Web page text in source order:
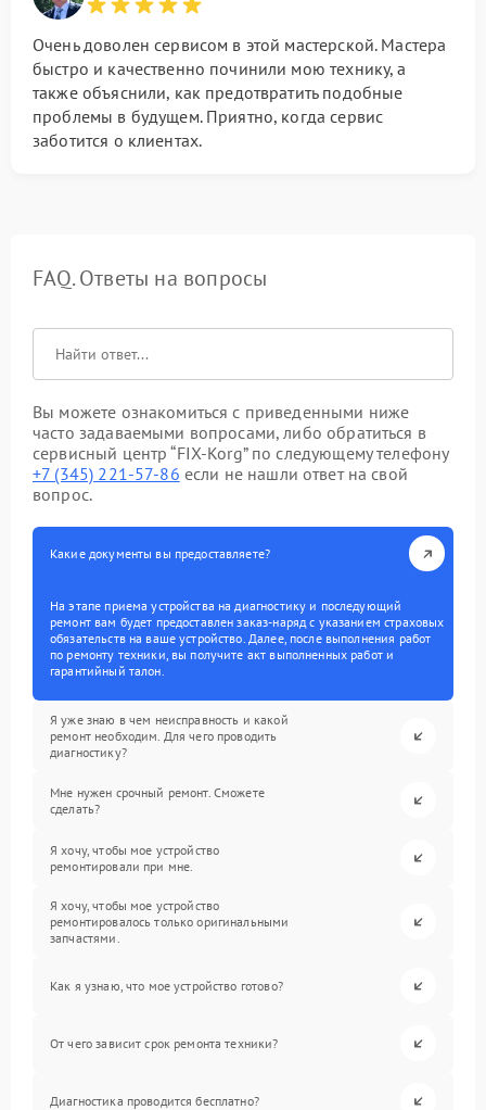
Очень доволен сервисом в этой мастерской. Мастера
быстро и качественно починили мою технику, а
также объяснили, как предотвратить подобные
проблемы в будущем. Приятно, когда сервис
заботится о клиентах.
FAQ. Ответы на вопросы
Вы можете ознакомиться с приведенными ниже
часто задаваемыми вопросами, либо обратиться в
сервисный центр “FIX-Korg” по следующему телефону
+7 (345) 221-57-86 если не нашли ответ на свой
вопрос.
Какие документы вы предоставляете?
На этапе приема устройства на диагностику и последующий
ремонт вам будет предоставлен заказ-наряд с указанием страховых
обязательств на ваше устройство. Далее, после выполнения работ
по ремонту техники, вы получите акт выполненных работ и
гарантийный талон.
Я уже знаю в чем неисправность и какой
ремонт необходим. Для чего проводить
диагностику?
Мне нужен срочный ремонт. Сможете
сделать?
Я хочу, чтобы мое устройство
ремонтировали при мне.
Я хочу, чтобы мое устройство
ремонтировалось только оригинальными
запчастями.
Как я узнаю, что мое устройство готово?
От чего зависит срок ремонта техники?
Диагностика проводится бесплатно?